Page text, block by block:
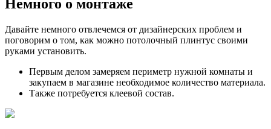
Немного о монтаже
Давайте немного отвлечемся от дизайнерских проблем и
поговорим о том, как можно потолочный плинтус своими
руками установить.
Первым делом замеряем периметр нужной комнаты и
закупаем в магазине необходимое количество материала.
Также потребуется клеевой состав.